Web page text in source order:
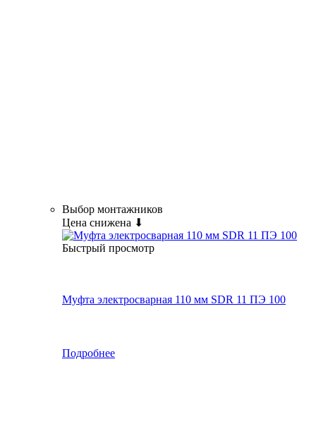
Выбор монтажников
Цена снижена ⬇
Быстрый просмотр
Муфта электросварная 110 мм SDR 11 ПЭ 100
Подробнее